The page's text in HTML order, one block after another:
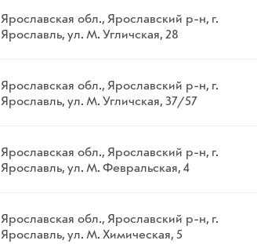
Ярославская обл., Ярославский р-н, г.
Ярославль, ул. М. Угличская, 28
Ярославская обл., Ярославский р-н, г.
Ярославль, ул. М. Угличская, 37/57
Ярославская обл., Ярославский р-н, г.
Ярославль, ул. М. Февральская, 4
Ярославская обл., Ярославский р-н, г.
Ярославль, ул. М. Химическая, 5